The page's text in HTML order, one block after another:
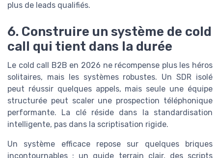
plus de leads qualifiés.
6. Construire un système de cold
call qui tient dans la durée
Le cold call B2B en 2026 ne récompense plus les héros
solitaires, mais les systèmes robustes. Un SDR isolé
peut réussir quelques appels, mais seule une équipe
structurée peut scaler une prospection téléphonique
performante. La clé réside dans la standardisation
intelligente, pas dans la scriptisation rigide.
Un système efficace repose sur quelques briques
incontournables : un guide terrain clair, des scripts